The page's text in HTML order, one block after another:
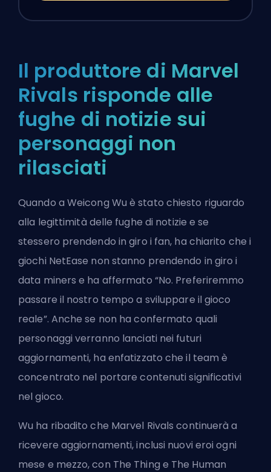
Il produttore di Marvel
Rivals risponde alle
fughe di notizie sui
personaggi non
rilasciati
Quando a Weicong Wu è stato chiesto riguardo
alla legittimità delle fughe di notizie e se
stessero prendendo in giro i fan, ha chiarito che i
giochi NetEase non stanno prendendo in giro i
data miners e ha affermato “No. Preferiremmo
passare il nostro tempo a sviluppare il gioco
reale”. Anche se non ha confermato quali
personaggi verranno lanciati nei futuri
aggiornamenti, ha enfatizzato che il team è
concentrato nel portare contenuti significativi
nel gioco.
Wu ha ribadito che Marvel Rivals continuerà a
ricevere aggiornamenti, inclusi nuovi eroi ogni
mese e mezzo, con The Thing e The Human